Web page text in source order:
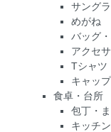
サング
めがね
バッグ
アクセ
Tシャツ
キャッ
食卓・台所
包丁・
キッチ